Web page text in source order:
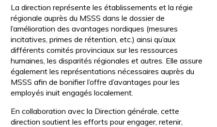
La direction représente les établissements et la régie
régionale auprès du MSSS dans le dossier de
l’amélioration des avantages nordiques (mesures
incitatives, primes de rétention, etc.) ainsi qu’aux
différents comités provinciaux sur les ressources
humaines, les disparités régionales et autres. Elle assure
également les représentations nécessaires auprès du
MSSS afin de bonifier l’offre d’avantages pour les
employés inuit engagés localement.
En collaboration avec la Direction générale, cette
direction soutient les efforts pour engager, retenir,